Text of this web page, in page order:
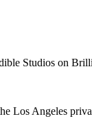
Studios on
Angeles